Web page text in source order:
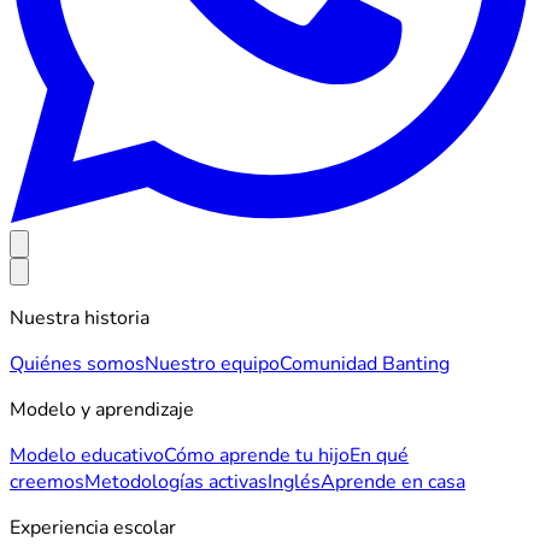
Nuestra historia
Quiénes somosNuestro equipoComunidad Banting
Modelo y aprendizaje
Modelo educativoCómo aprende tu hijoEn qué
creemosMetodologías activasInglésAprende en casa
Experiencia escolar